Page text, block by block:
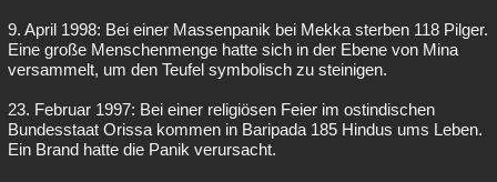
9. April 1998: Bei einer Massenpanik bei Mekka sterben 118 Pilger.
Eine große Menschenmenge hatte sich in der Ebene von Mina
versammelt, um den Teufel symbolisch zu steinigen.
23. Februar 1997: Bei einer religiösen Feier im ostindischen
Bundesstaat Orissa kommen in Baripada 185 Hindus ums Leben.
Ein Brand hatte die Panik verursacht.